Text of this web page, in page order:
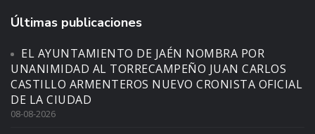
Últimas publicaciones
EL AYUNTAMIENTO DE JAÉN NOMBRA POR
UNANIMIDAD AL TORRECAMPEÑO JUAN CARLOS
CASTILLO ARMENTEROS NUEVO CRONISTA OFICIAL
DE LA CIUDAD
08-08-2026